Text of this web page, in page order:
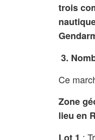
trois
3.
Ce
Zone
lieu en
: